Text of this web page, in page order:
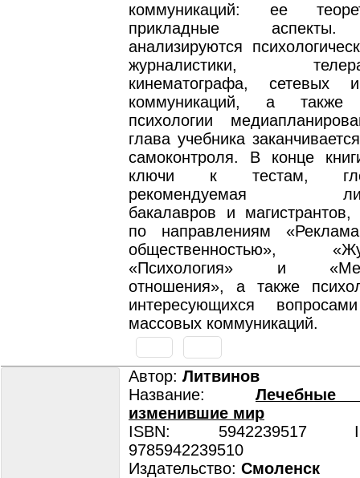
коммуникаций: ее
прикладные
анализируются
журналистики,
кинематографа, сетевых
коммуникаций, а также
психологии
глава учебника
самоконтроля. В конце
ключи к тестам,
рекомендуемая
бакалавров и
по направлениям
общественностью»,
«Психология» и
отношения», а также
интересующихся
массовых коммуникаций.
Автор: Литвинов
Название: Лечебные
изменившие мир
ISBN: 5942239517
9785942239510
Издательство: Смоленск